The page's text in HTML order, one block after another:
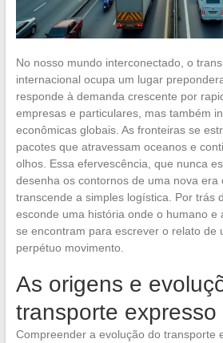
No nosso mundo interconectado, o
internacional ocupa um lugar
responde à demanda crescente por
empresas e particulares, mas também
econômicas globais. As fronteiras se
pacotes que atravessam oceanos e
olhos. Essa efervescência, que nunca
desenha os contornos de uma nova era
transcende a simples logística. Por trás
esconde uma história onde o humano e
se encontram para escrever o relato de
perpétuo movimento.
As origens e
transporte expresso
Compreender a evolução do transporte